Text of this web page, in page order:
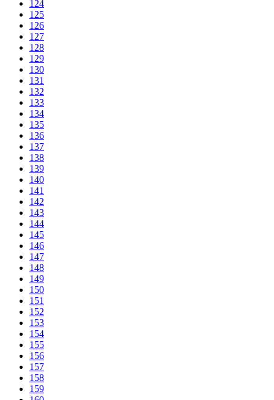
124
125
126
127
128
129
130
131
132
133
134
135
136
137
138
139
140
141
142
143
144
145
146
147
148
149
150
151
152
153
154
155
156
157
158
159